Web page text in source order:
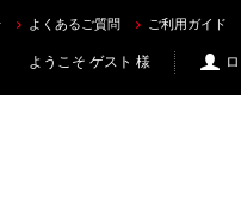
よくあるご質問 ご利用ガイド
ようこそ ゲスト 様